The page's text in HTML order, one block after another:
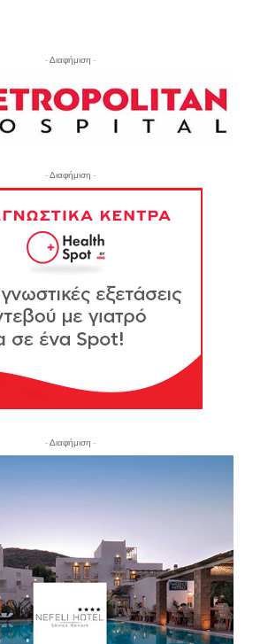
- Διαφήμιση -
- Διαφήμιση -
- Διαφήμιση -